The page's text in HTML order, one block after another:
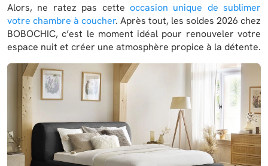
Alors, ne ratez pas cette occasion unique de sublimer
votre chambre à coucher. Après tout, les soldes 2026 chez
BOBOCHIC, c’est le moment idéal pour renouveler votre
espace nuit et créer une atmosphère propice à la détente.